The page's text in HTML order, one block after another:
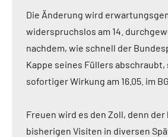
Die Änderung wird
widerspruchslos am 14.
nachdem, wie schnell der
Kappe seines Füllers abschraubt,
sofortiger Wirkung am 16.05. im
Freuen wird es den Zoll, denn
bisherigen Visiten in diversen